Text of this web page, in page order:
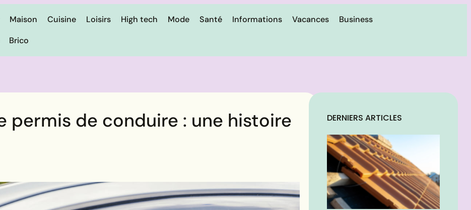
Maison Cuisine Loisirs High tech Mode Santé Informations Vacances
Business
Brico
permis de conduire : une histoire
DERNIERS ARTICLES